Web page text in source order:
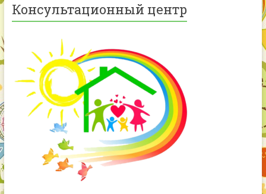
Консультационный центр